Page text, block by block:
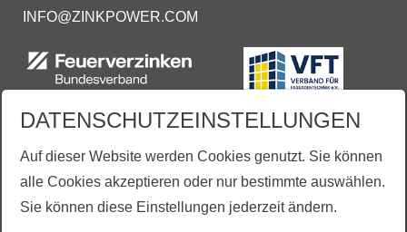
INFO@ZINKPOWER.COM
DATENSCHUTZEINSTELLUNGEN
Auf dieser Website werden Cookies genutzt. Sie können
alle Cookies akzeptieren oder nur bestimmte auswählen.
Sie können diese Einstellungen jederzeit ändern.